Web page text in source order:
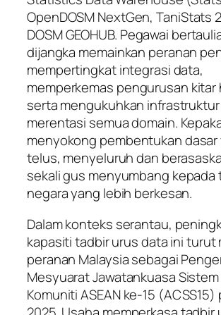
OpenDOSM NextGen, TaniStats
DOSM GEOHUB. Pegawai
dijangka memainkan peranan
mempertingkat integrasi data,
memperkemas pengurusan kitar
serta mengukuhkan
merentasi semua domain.
menyokong pembentukan dasar
telus, menyeluruh dan
sekali gus menyumbang kepada
negara yang lebih berkesan.
Dalam konteks serantau,
kapasiti tadbir urus data ini turut
peranan Malaysia sebagai
Mesyuarat Jawatankuasa
Komuniti ASEAN ke-15